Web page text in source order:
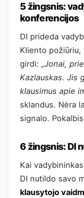
5 žingsnis:
konferencijos
DI prideda
Kliento
girdi: „Jonai,
Kazlauskas. Jis
klausimus apie
sklandus. Nėra
signalo.
6 žingsnis: DI
Kai
DI nutildo savo
klausytojo